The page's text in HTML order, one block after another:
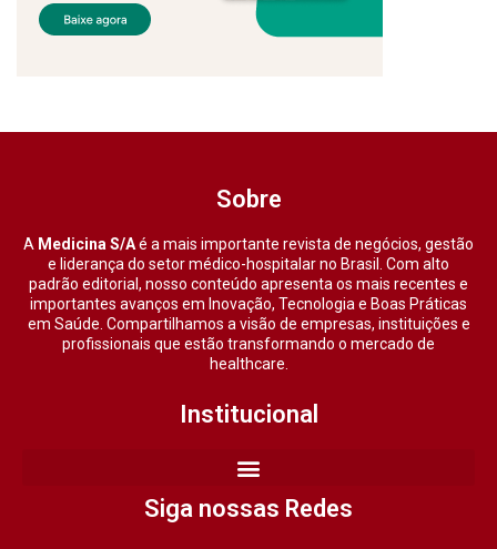
Sobre
A Medicina S/Aé a mais importante revista de negócios, gestão
e liderança do setor médico-hospitalar no Brasil. Com alto
padrão editorial, nosso conteúdo apresenta os mais recentes e
importantes avanços em Inovação, Tecnologia e Boas Práticas
em Saúde. Compartilhamos a visão de empresas, instituições e
profissionais que estão transformando o mercado de
healthcare.
Institucional
Siga nossas Redes